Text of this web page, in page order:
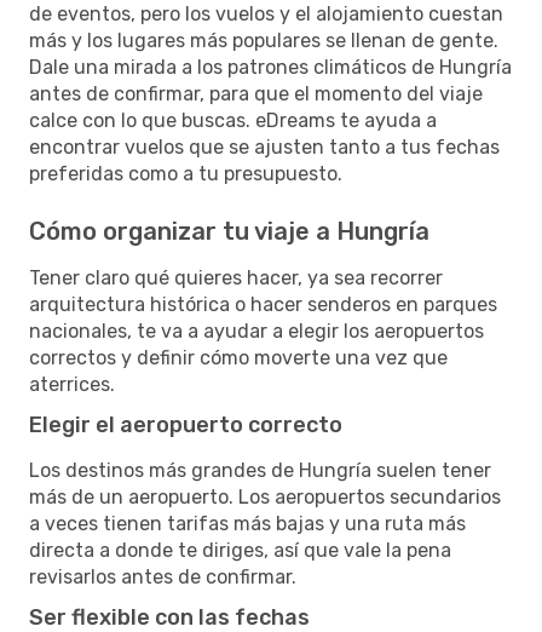
de eventos, pero los vuelos y el alojamiento cuestan
más y los lugares más populares se llenan de gente.
Dale una mirada a los patrones climáticos de Hungría
antes de confirmar, para que el momento del viaje
calce con lo que buscas. eDreams te ayuda a
encontrar vuelos que se ajusten tanto a tus fechas
preferidas como a tu presupuesto.
Cómo organizar tu viaje a Hungría
Tener claro qué quieres hacer, ya sea recorrer
arquitectura histórica o hacer senderos en parques
nacionales, te va a ayudar a elegir los aeropuertos
correctos y definir cómo moverte una vez que
aterrices.
Elegir el aeropuerto correcto
Los destinos más grandes de Hungría suelen tener
más de un aeropuerto. Los aeropuertos secundarios
a veces tienen tarifas más bajas y una ruta más
directa a donde te diriges, así que vale la pena
revisarlos antes de confirmar.
Ser flexible con las fechas